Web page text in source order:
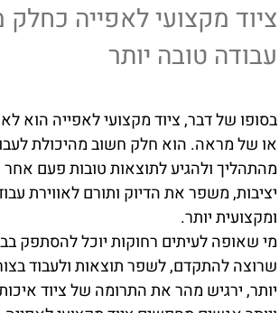
ציוד מקצועי לאפייה כחלק
עבודה טובה יותר
בסופו של דבר,ציוד מקצועי לאפייה הוא לא
או של מראה. הוא חלק חשוב מהיכולת
מהתהליך ולהגיע לתוצאות טובות פעם
יציבות, משפר את הדיוק ותורם לאווירת
ומקצועית יותר.
מי שאופה לעיתים רחוקות יוכל להסתפק
שרוצה להתקדם, לשפר תוצאות ולעבוד
יותר, ירגיש מהר את התרומה של ציוד